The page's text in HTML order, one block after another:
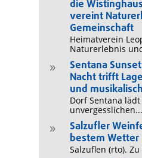
die
vereint
Gemeinschaft
Heimatverein
Naturerlebnis
9
Sentana
Nacht trifft
und
Dorf Sentana
unvergesslichen...
9
Salzufler
bestem Wetter
Salzuflen (rto).